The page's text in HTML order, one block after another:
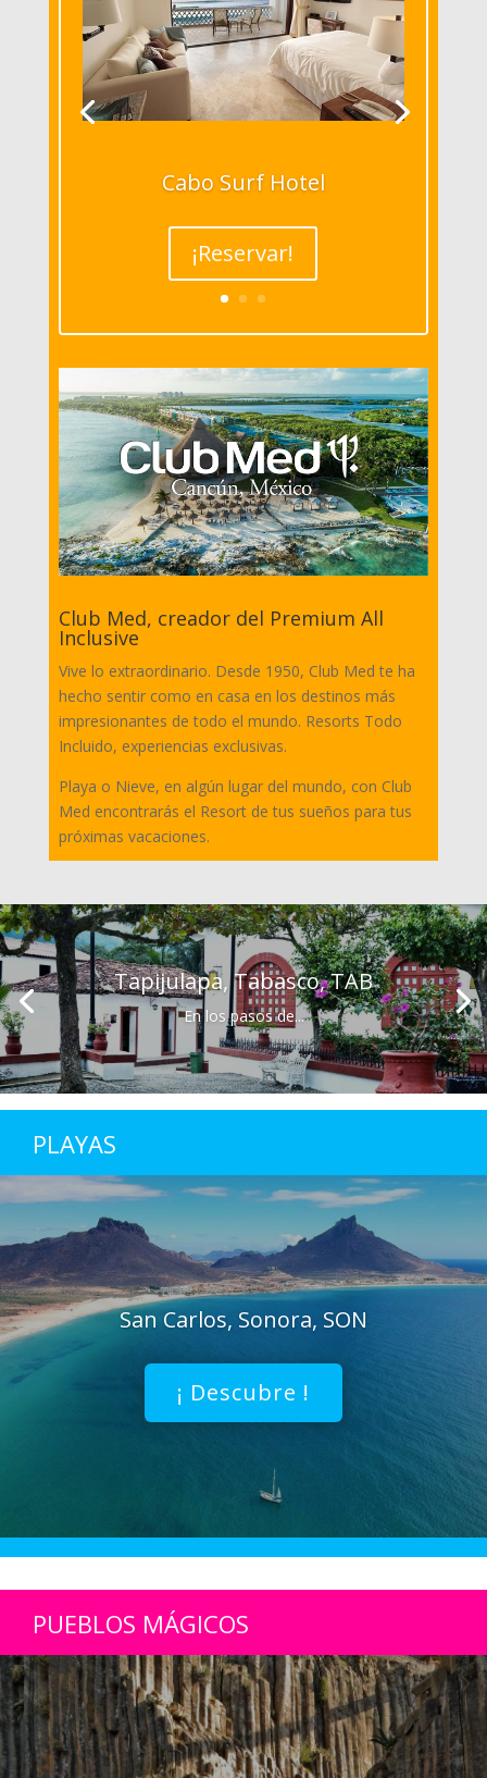
Cabo Surf Hotel
¡Reservar!
Club Med, creador del Premium All
Inclusive
Vive lo extraordinario. Desde 1950, Club Med te ha
hecho sentir como en casa en los destinos más
impresionantes de todo el mundo. Resorts Todo
Incluido, experiencias exclusivas.
Playa o Nieve, en algún lugar del mundo, con Club
Med encontrarás el Resort de tus sueños para tus
próximas vacaciones.
Tapijulapa, Tabasco, TAB
En los pasos de...
PLAYAS
San Carlos, Sonora, SON
¡ Descubre !
PUEBLOS MÁGICOS